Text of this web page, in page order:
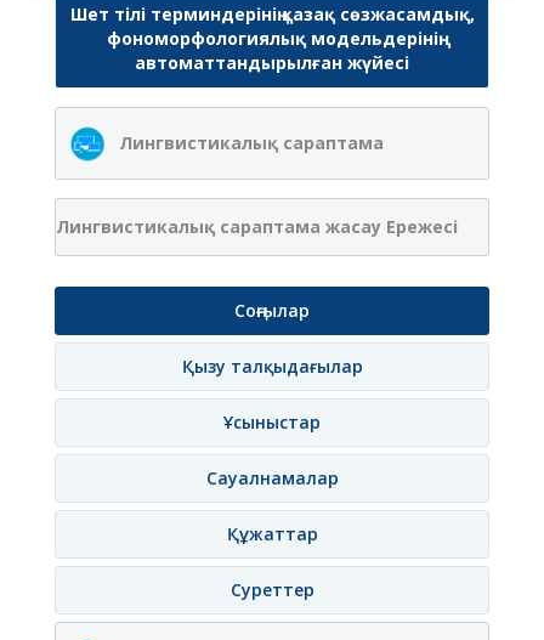
Шет тілі терминдерінің қазақ сөзжасамдық,
фономорфологиялық модельдерінің
автоматтандырылған жүйесі
Лингвистикалық сараптама
Лингвистикалық сараптама жасау Ережесі
Соңғылар
Қызу талқыдағылар
Ұсыныстар
Сауалнамалар
Құжаттар
Суреттер